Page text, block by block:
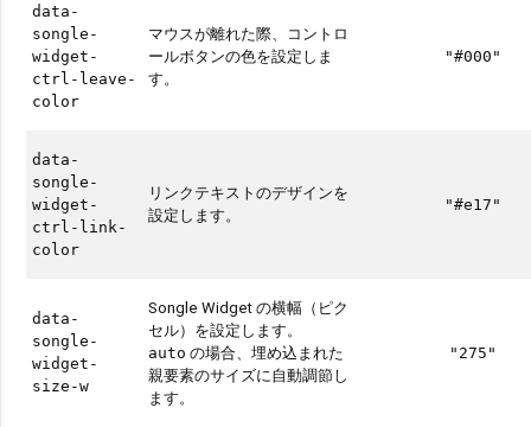
data-
songle-
widget-
ctrl-leave-
color
マウスが離れた際、コントロ
ールボタンの色を設定しま
す。
"#000"
data-
songle-
widget-
ctrl-link-
color
リンクテキストのデザインを
設定します。
"#e17"
data-
songle-
widget-
size-w
Songle Widget の横幅（ピク
セル）を設定します。
auto の場合、埋め込まれた
親要素のサイズに自動調節し
ます。
"275"